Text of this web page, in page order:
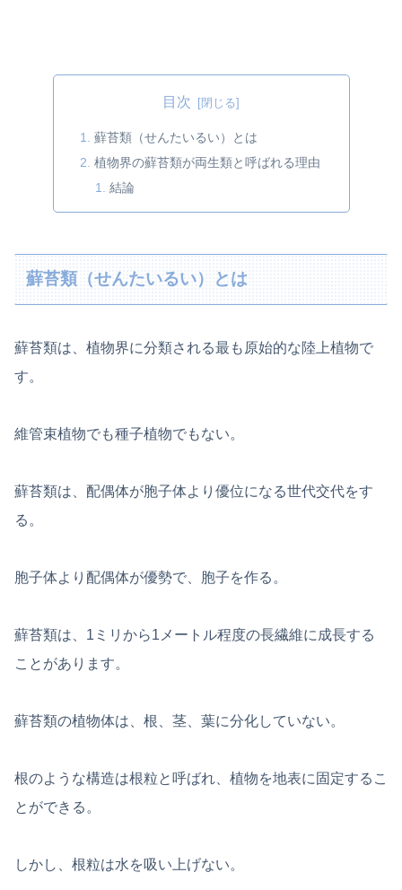
目次
蘚苔類（せんたいるい）とは
植物界の蘚苔類が両生類と呼ばれる理由
結論
蘚苔類（せんたいるい）とは
蘚苔類は、植物界に分類される最も原始的な陸上植物で
す。
維管束植物でも種子植物でもない。
蘚苔類は、配偶体が胞子体より優位になる世代交代をす
る。
胞子体より配偶体が優勢で、胞子を作る。
蘚苔類は、1ミリから1メートル程度の長繊維に成長する
ことがあります。
蘚苔類の植物体は、根、茎、葉に分化していない。
根のような構造は根粒と呼ばれ、植物を地表に固定するこ
とができる。
しかし、根粒は水を吸い上げない。